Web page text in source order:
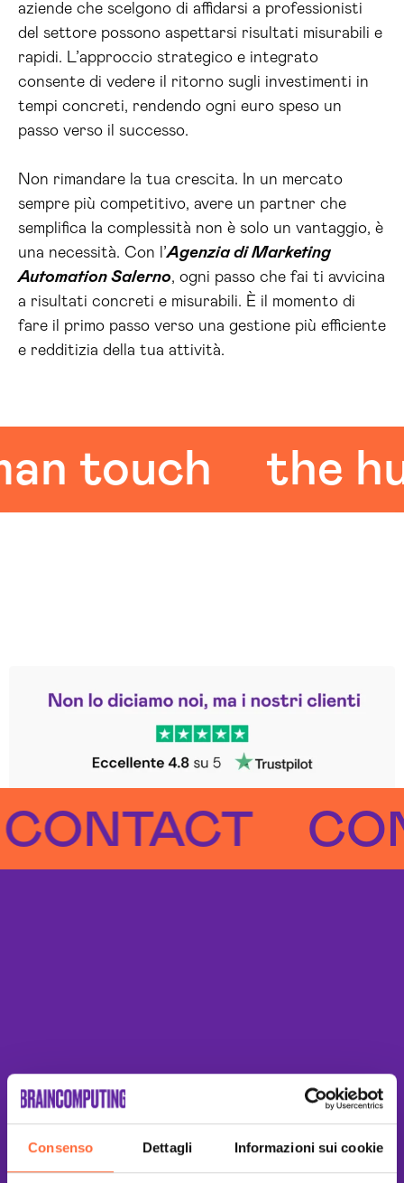
Consenso Dettagli Informazioni sui cookie
aziende che scelgono di affidarsi a professionisti
del settore possono aspettarsi risultati misurabili e
rapidi. L’approccio strategico e integrato
consente di vedere il ritorno sugli investimenti in
tempi concreti, rendendo ogni euro speso un
passo verso il successo.
Non rimandare la tua crescita. In un mercato
sempre più competitivo, avere un partner che
semplifica la complessità non è solo un vantaggio, è
una necessità. Con l’Agenzia di Marketing
Automation Salerno, ogni passo che fai ti avvicina
a risultati concreti e misurabili. È il momento di
fare il primo passo verso una gestione più efficiente
e redditizia della tua attività.
the
Trustpilot